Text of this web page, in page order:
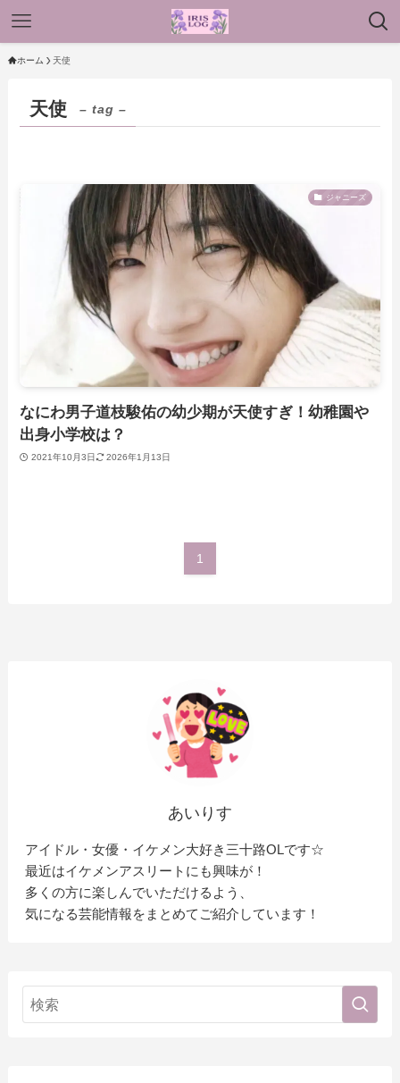
ホーム 天使
天使 – tag –
ジャニーズ
なにわ男子道枝駿佑の幼少期が天使すぎ！幼稚園や
出身小学校は？
2021年10月3日 2026年1月13日
1
あいりす
アイドル・女優・イケメン大好き三十路OLです☆
最近はイケメンアスリートにも興味が！
多くの方に楽しんでいただけるよう、
気になる芸能情報をまとめてご紹介しています！